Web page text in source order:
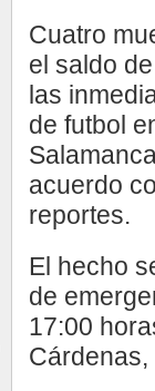
Cuatro
el saldo
las
de futbol
acuerdo
reportes.
El hecho
de
17:00